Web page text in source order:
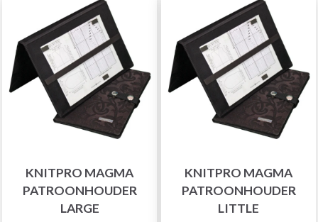
KNITPRO MAGMA
PATROONHOUDER
LARGE
KNITPRO MAGMA
PATROONHOUDER
LITTLE